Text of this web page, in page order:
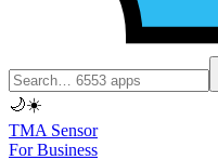
🌙☀️
TMA Sensor
For Business